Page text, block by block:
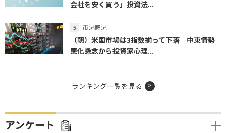
会社を安く買う」投資法...
市況概況
（朝）米国市場は3指数揃って下落 中東情勢
悪化懸念から投資家心理...
ランキング一覧を見る
アンケート